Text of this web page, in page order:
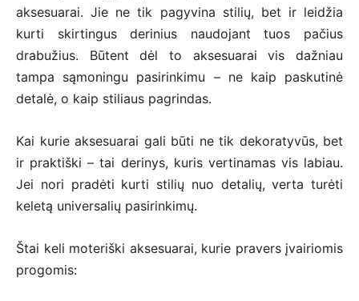
aksesuarai. Jie ne tik pagyvina stilių, bet ir leidžia
kurti skirtingus derinius naudojant tuos pačius
drabužius. Būtent dėl to aksesuarai vis dažniau
tampa sąmoningu pasirinkimu – ne kaip paskutinė
detalė, o kaip stiliaus pagrindas.
Kai kurie aksesuarai gali būti ne tik dekoratyvūs, bet
ir praktiški – tai derinys, kuris vertinamas vis labiau.
Jei nori pradėti kurti stilių nuo detalių, verta turėti
keletą universalių pasirinkimų.
Štai keli moteriški aksesuarai, kurie pravers įvairiomis
progomis: